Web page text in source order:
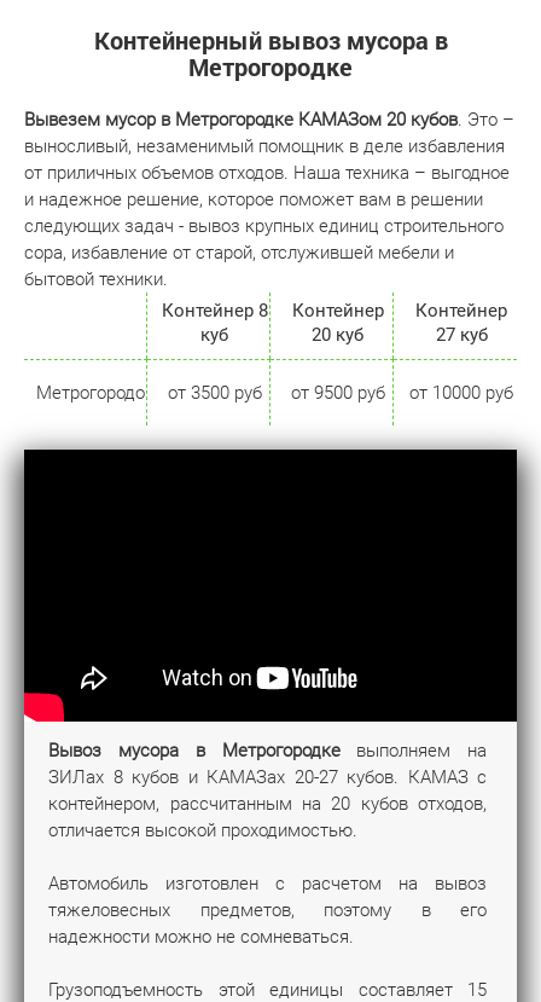
Контейнерный вывоз мусора в
Метрогородке
Вывезем мусор в Метрогородке КАМАЗом 20 кубов. Это –
выносливый, незаменимый помощник в деле избавления
от приличных объемов отходов. Наша техника – выгодное
и надежное решение, которое поможет вам в решении
следующих задач - вывоз крупных единиц строительного
сора, избавление от старой, отслужившей мебели и
бытовой техники.
Контейнер 8
куб
Контейнер
20 куб
Контейнер
27 куб
Метрогородок от 3500 руб от 9500 руб от 10000 руб
Вывоз мусора в Метрогородкевыполняем на
ЗИЛах 8 кубов и КАМАЗах 20-27 кубов. КАМАЗ с
контейнером, рассчитанным на 20 кубов отходов,
отличается высокой проходимостью.
Автомобиль изготовлен с расчетом на вывоз
тяжеловесных предметов, поэтому в его
надежности можно не сомневаться.
Грузоподъемность этой единицы составляет 15